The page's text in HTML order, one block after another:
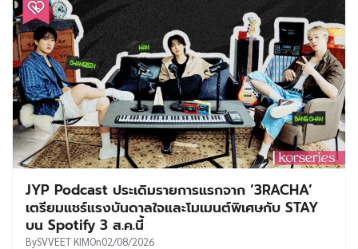
JYP Podcast ประเดิมรายการแรกจาก ‘3RACHA’
เตรียมแชร์แรงบันดาลใจและโมเมนต์พิเศษกับ STAY
บน Spotify 3 ส.ค.นี้
BySVVEET KIMOn02/08/2026